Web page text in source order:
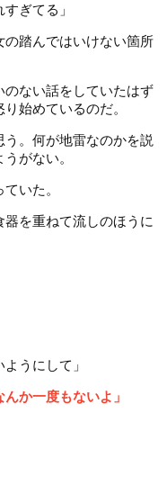
ぎてる」
踏んではいけない箇所
ない話をしていたはず
始めているのだ。
。何が地雷なのかを説
がない。
いた。
を重ねて流しのほうに
うにして」
か一度もないよ」